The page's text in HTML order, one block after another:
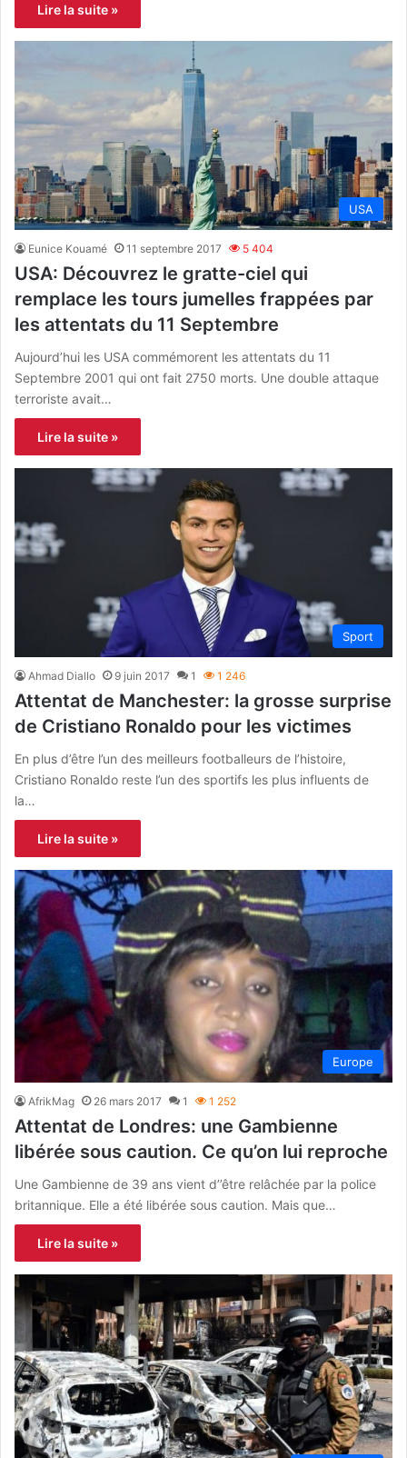
Lire la suite »
USA
Eunice Kouamé 11 septembre 2017 5 404
USA: Découvrez le gratte-ciel qui
remplace les tours jumelles frappées par
les attentats du 11 Septembre
Aujourd’hui les USA commémorent les attentats du 11
Septembre 2001 qui ont fait 2750 morts. Une double attaque
terroriste avait…
Lire la suite »
Sport
Ahmad Diallo 9 juin 2017 1 1 246
Attentat de Manchester: la grosse surprise
de Cristiano Ronaldo pour les victimes
En plus d’être l’un des meilleurs footballeurs de l’histoire,
Cristiano Ronaldo reste l’un des sportifs les plus influents de
la…
Lire la suite »
Europe
AfrikMag 26 mars 2017 1 1 252
Attentat de Londres: une Gambienne
libérée sous caution. Ce qu’on lui reproche
Une Gambienne de 39 ans vient d’’être relâchée par la police
britannique. Elle a été libérée sous caution. Mais que…
Lire la suite »